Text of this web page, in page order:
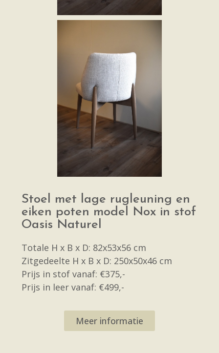
Stoel met lage rugleuning en
eiken poten model Nox in stof
Oasis Naturel
Totale H x B x D: 82x53x56 cm
Zitgedeelte H x B x D: 250x50x46 cm
Prijs in stof vanaf: €375,-
Prijs in leer vanaf: €499,-
Meer informatie